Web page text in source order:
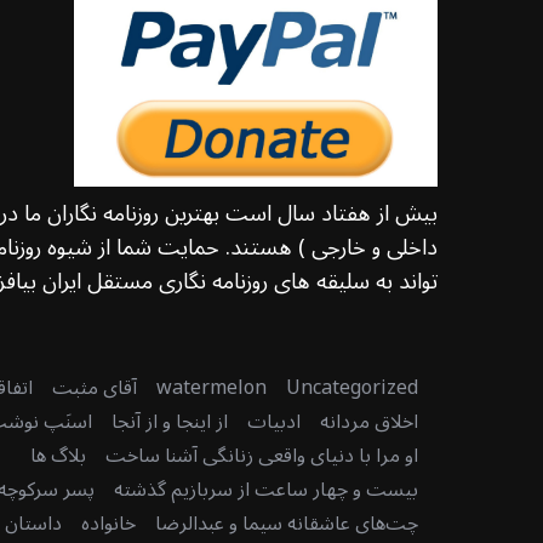
بیش از هفتاد سال است بهترین روزنامه نگاران
داخلی و خارجی ) هستند. حمایت شما از شیوه
تواند به سلیقه های روزنامه نگاری مستقل ایران
Uncategorized
watermelon آقای مثبت
اخلاق مردانه ادبیات از اینجا و از آنجا اسنَپ
او مرا با دنیای واقعی زنانگی آشنا ساخت بلاگ ها
بیست و چهار ساعت از سربازیم گذشته پسر
چت‌های عاشقانه سیما و عبدالرضا خانواده داستان